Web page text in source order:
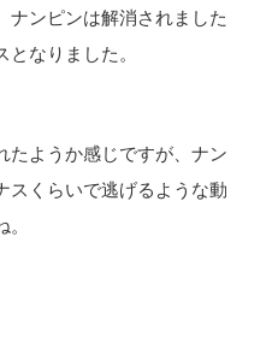
ナンピンは解消されました
なりました。
たようか感じですが、ナン
スくらいで逃げるような動